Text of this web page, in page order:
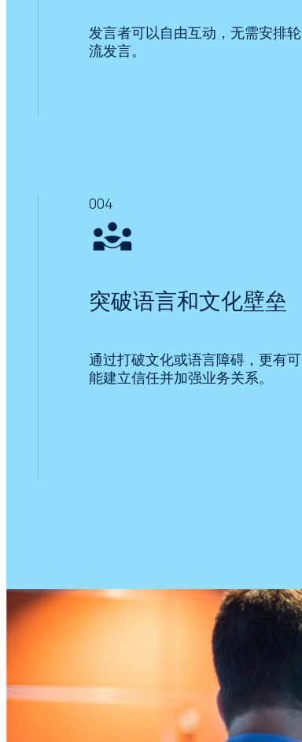
发言者可以自由互动，无需安排轮
流发言。
004
突破语言和文化壁垒
通过打破文化或语言障碍，更有可
能建立信任并加强业务关系。